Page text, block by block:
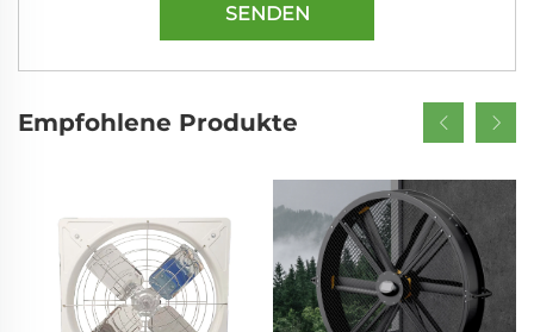
SENDEN
Empfohlene Produkte